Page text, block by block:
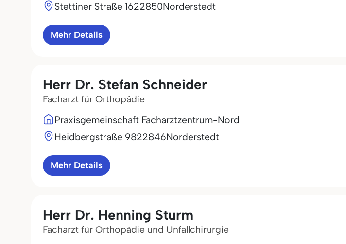
Stettiner Straße 1622850Norderstedt
Mehr Details
Herr Dr. Stefan Schneider
Facharzt für Orthopädie
Praxisgemeinschaft Facharztzentrum-Nord
Heidbergstraße 9822846Norderstedt
Mehr Details
Herr Dr. Henning Sturm
Facharzt für Orthopädie und Unfallchirurgie